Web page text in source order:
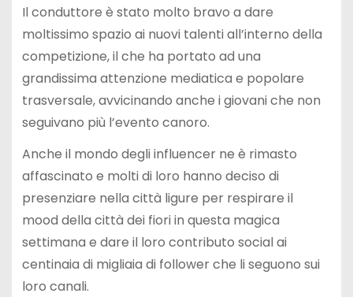
Il conduttore è stato molto bravo a dare
moltissimo spazio ai nuovi talenti all’interno della
competizione, il che ha portato ad una
grandissima attenzione mediatica e popolare
trasversale, avvicinando anche i giovani che non
seguivano più l’evento canoro.
Anche il mondo degli influencer ne è rimasto
affascinato e molti di loro hanno deciso di
presenziare nella città ligure per respirare il
mood della città dei fiori in questa magica
settimana e dare il loro contributo social ai
centinaia di migliaia di follower che li seguono sui
loro canali.